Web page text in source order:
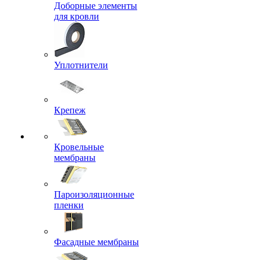
Доборные элементы
для кровли
Уплотнители
Крепеж
Кровельные
мембраны
Пароизоляционные
пленки
Фасадные мембраны